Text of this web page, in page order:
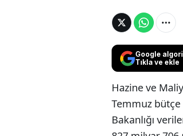
Google
Tıkla ve ekle
Hazine ve
Temmuz bütçe
Bakanlığı